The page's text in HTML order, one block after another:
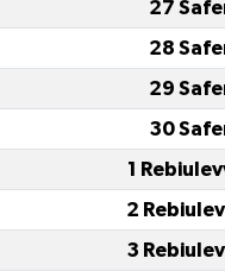
27
28
29
30
1
2
3